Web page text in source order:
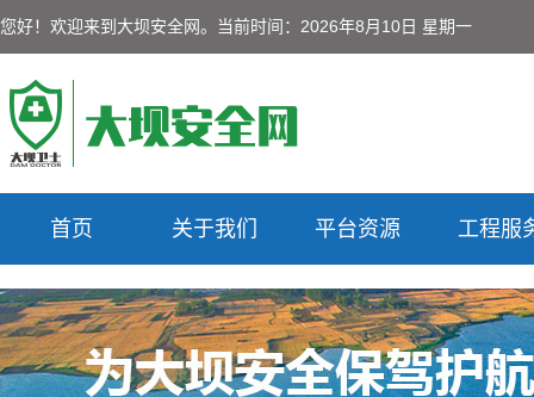
您好！欢迎来到大坝安全网。 当前时间：2026年8月10日 星期一
首页 关于我们 平台资源 工程服